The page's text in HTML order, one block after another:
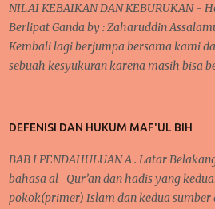
NILAI KEBAIKAN DAN KEBURUKAN -
Berlipat Ganda by : Zaharuddin
Kembali lagi berjumpa bersama kami
sebuah kesyukuran karena masih bisa
kebaikan dan menjauhkan kita dari
konsistensi dalam beribadah, baik dari
dan niat dalam beribadah, begitupula
yang bisa membantu seseorang agar
DEFENISI DAN HUKUM MAF'UL BIH
BAB I PENDAHULUAN A . Latar
bahasa al- Qur’an dan hadis yang
pokok(primer) Islam dan kedua